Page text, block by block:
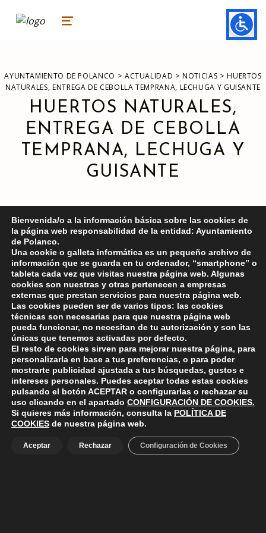
ayuntamiento de polanco
AYUNTAMIENTO DE POLANCO MENU
AYUNTAMIENTO DE POLANCO > ACTUALIDAD >NOTICIAS >HUERTOS
NATURALES, ENTREGA DE CEBOLLA TEMPRANA, LECHUGA Y GUISANTE
HUERTOS NATURALES,
ENTREGA DE CEBOLLA
TEMPRANA, LECHUGA Y
GUISANTE
Skip back to main navigation
ayuntamiento de polanco
AYUNTAMIENTO DE POLANCO
Ayuntamiento de Polanco. La iglesia R-29 39313 Polanco
+34 942 82 42 00
info@aytopolanco.org
Compromiso con la Protección de Datos Personales-Política de
Bienvenida/o a la información básica sobre las cookies de
la página web responsabilidad de la entidad: Ayuntamiento
de Polanco.
Una cookie o galleta informática es un pequeño archivo de
información que se guarda en tu ordenador, “smartphone” o
tableta cada vez que visitas nuestra página web. Algunas
cookies son nuestras y otras pertenecen a empresas
externas que prestan servicios para nuestra página web.
Las cookies pueden ser de varios tipos: las cookies
técnicas son necesarias para que nuestra página web
pueda funcionar, no necesitan de tu autorización y son las
únicas que tenemos activadas por defecto.
El resto de cookies sirven para mejorar nuestra página, para
personalizarla en base a tus preferencias, o para poder
mostrarte publicidad ajustada a tus búsquedas, gustos e
intereses personales. Puedes aceptar todas estas cookies
pulsando el botón ACEPTAR o configurarlas o rechazar su
uso clicando en el apartado CONFIGURACIÓN DE COOKIES.
Si quieres más información, consulta la POLÍTICA DE
COOKIES de nuestra página web.
Aceptar Rechazar Configuración de Cookies